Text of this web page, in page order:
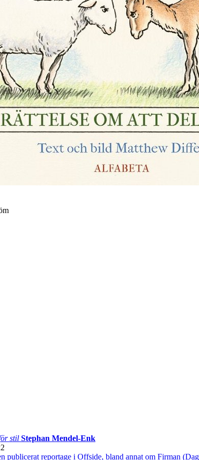
stil Stephan Mendel-Enk
publicerat reportage i Offside, bland annat om Firman